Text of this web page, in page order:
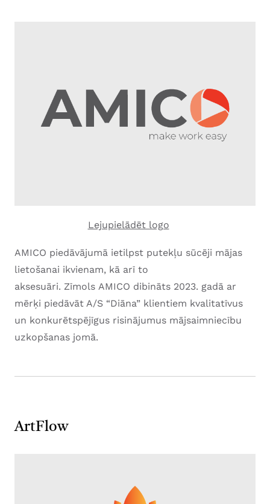
Lejupielādēt logo
AMICO piedāvājumā ietilpst putekļu sūcēji mājas
lietošanai ikvienam, kā arī to
aksesuāri. Zīmols AMICO dibināts 2023. gadā ar
mērķi piedāvāt A/S “Diāna” klientiem kvalitatīvus
un konkurētspējīgus risinājumus mājsaimniecību
uzkopšanas jomā.
ArtFlow